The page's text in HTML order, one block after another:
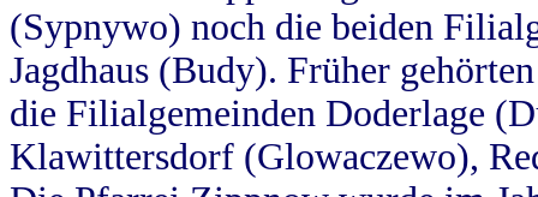
(Sypnywo) noch die beiden
Jagdhaus (Budy). Früher
die Filialgemeinden Doderlage
Klawittersdorf (Glowaczewo),